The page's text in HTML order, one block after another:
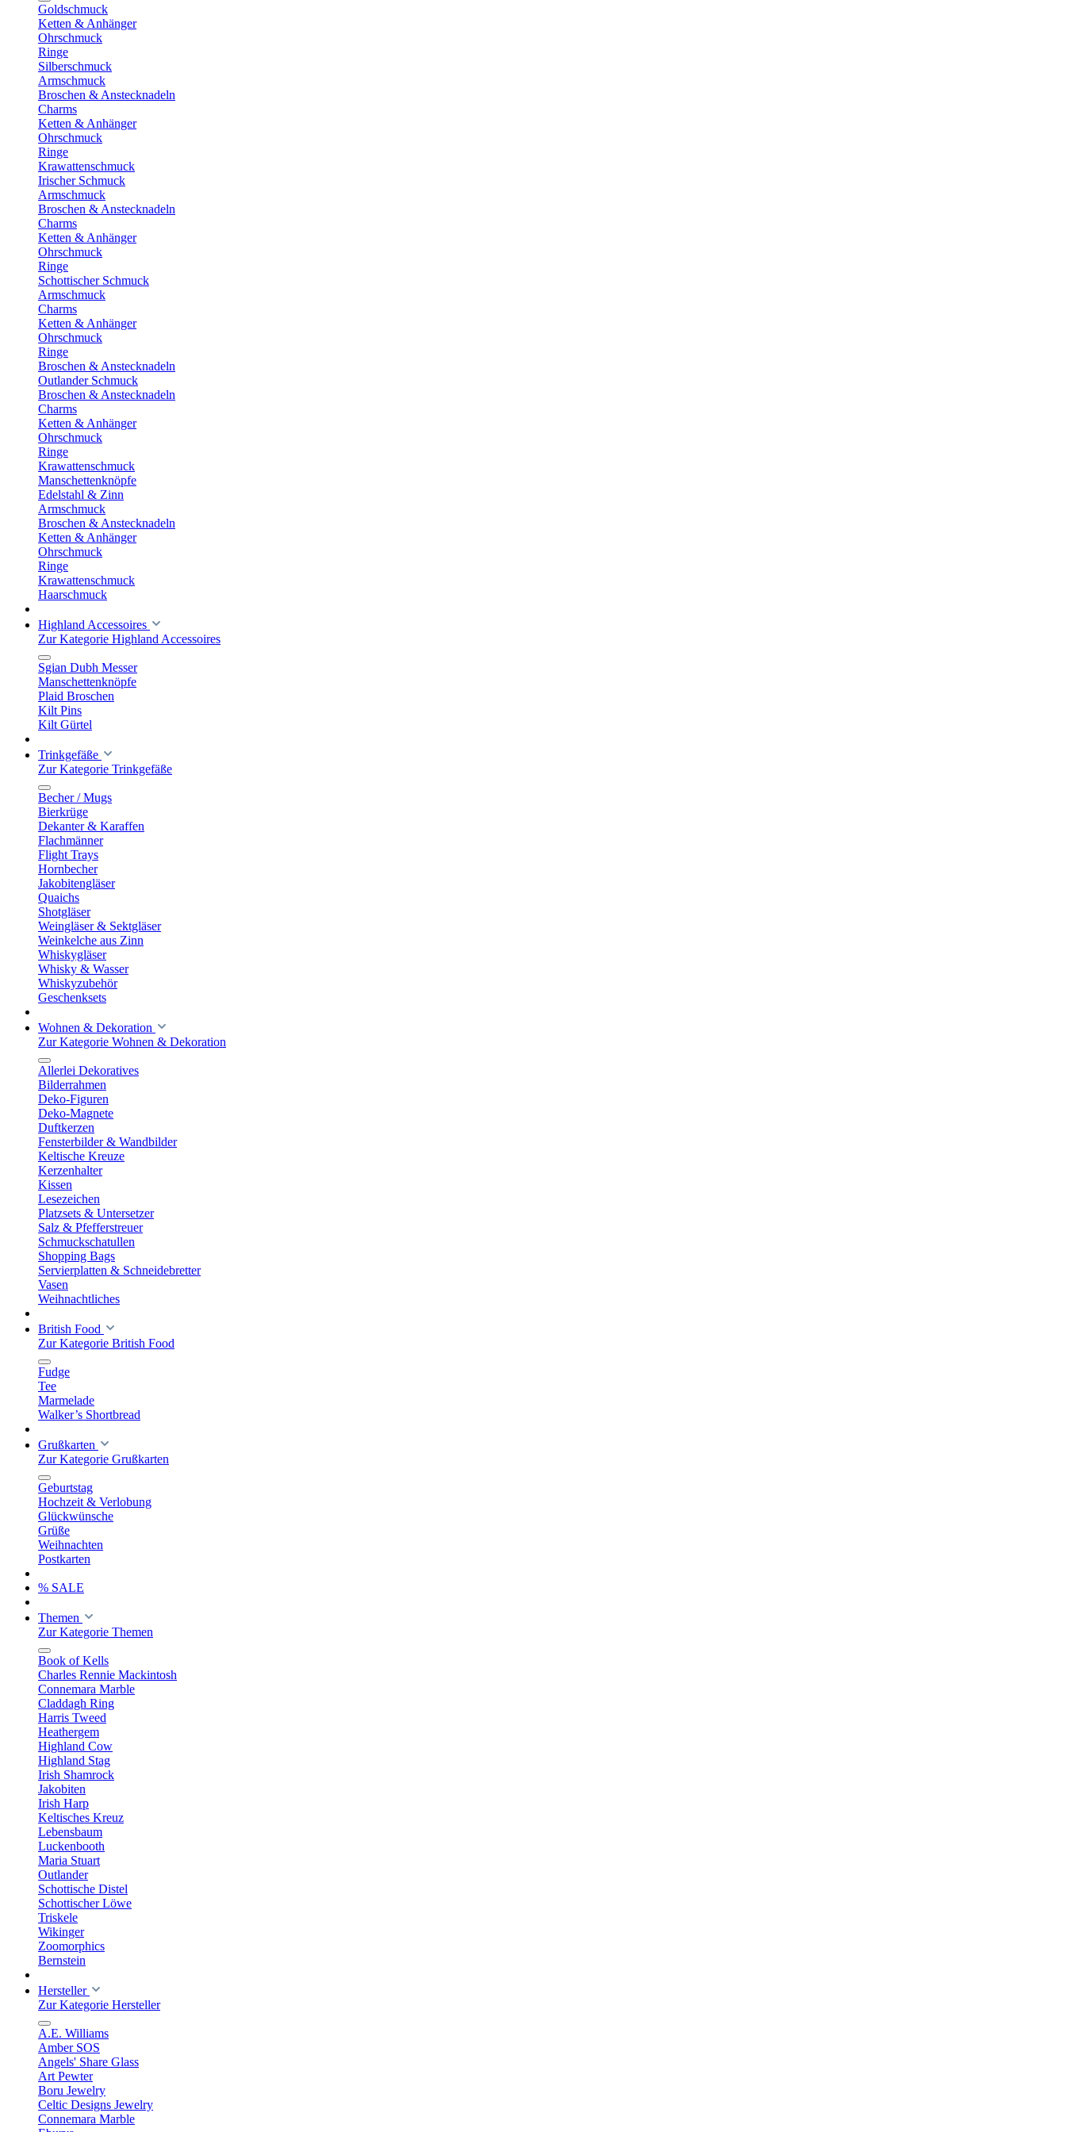
Goldschmuck
Ketten & Anhänger
Ohrschmuck
Ringe
Silberschmuck
Armschmuck
Broschen & Anstecknadeln
Charms
Ketten & Anhänger
Ohrschmuck
Ringe
Krawattenschmuck
Irischer Schmuck
Armschmuck
Broschen & Anstecknadeln
Charms
Ketten & Anhänger
Ohrschmuck
Ringe
Schottischer Schmuck
Armschmuck
Charms
Ketten & Anhänger
Ohrschmuck
Ringe
Broschen & Anstecknadeln
Outlander Schmuck
Broschen & Anstecknadeln
Charms
Ketten & Anhänger
Ohrschmuck
Ringe
Krawattenschmuck
Manschettenknöpfe
Edelstahl & Zinn
Armschmuck
Broschen & Anstecknadeln
Ketten & Anhänger
Ohrschmuck
Ringe
Krawattenschmuck
Haarschmuck
Highland Accessoires
Zur Kategorie Highland Accessoires
Sgian Dubh Messer
Manschettenknöpfe
Plaid Broschen
Kilt Pins
Kilt Gürtel
Trinkgefäße
Zur Kategorie Trinkgefäße
Becher / Mugs
Bierkrüge
Dekanter & Karaffen
Flachmänner
Flight Trays
Hornbecher
Jakobitengläser
Quaichs
Shotgläser
Weingläser & Sektgläser
Weinkelche aus Zinn
Whiskygläser
Whisky & Wasser
Whiskyzubehör
Geschenksets
Wohnen & Dekoration
Zur Kategorie Wohnen & Dekoration
Allerlei Dekoratives
Bilderrahmen
Deko-Figuren
Deko-Magnete
Duftkerzen
Fensterbilder & Wandbilder
Keltische Kreuze
Kerzenhalter
Kissen
Lesezeichen
Platzsets & Untersetzer
Salz & Pfefferstreuer
Schmuckschatullen
Shopping Bags
Servierplatten & Schneidebretter
Vasen
Weihnachtliches
British Food
Zur Kategorie British Food
Fudge
Tee
Marmelade
Walker’s Shortbread
Grußkarten
Zur Kategorie Grußkarten
Geburtstag
Hochzeit & Verlobung
Glückwünsche
Grüße
Weihnachten
Postkarten
% SALE
Themen
Zur Kategorie Themen
Book of Kells
Charles Rennie Mackintosh
Connemara Marble
Claddagh Ring
Harris Tweed
Heathergem
Highland Cow
Highland Stag
Irish Shamrock
Jakobiten
Irish Harp
Keltisches Kreuz
Lebensbaum
Luckenbooth
Maria Stuart
Outlander
Schottische Distel
Schottischer Löwe
Triskele
Wikinger
Zoomorphics
Bernstein
Hersteller
Zur Kategorie Hersteller
A.E. Williams
Amber SOS
Angels' Share Glass
Art Pewter
Boru Jewelry
Celtic Designs Jewelry
Connemara Marble